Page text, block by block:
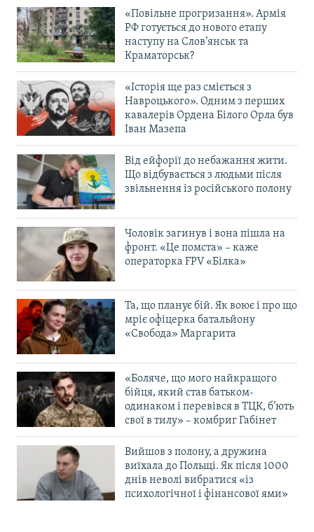
«Повільне прогризання». Армія
РФ готується до нового етапу
наступу на Слов’янськ та
Краматорськ?
«Історія ще раз сміється з
Навроцького». Одним з перших
кавалерів Ордена Білого Орла був
Іван Мазепа
Від ейфорії до небажання жити.
Що відбувається з людьми після
звільнення із російського полону
Чоловік загинув і вона пішла на
фронт. «Це помста» – каже
операторка FPV «Білка»
Та, що планує бій. Як воює і про що
мріє офіцерка батальйону
«Свобода» Маргарита
«Боляче, що мого найкращого
бійця, який став батьком-
одинаком і перевівся в ТЦК, б’ють
свої в тилу» – комбриг Габінет
Вийшов з полону, а дружина
виїхала до Польщі. Як після 1000
днів неволі вибратися «із
психологічної і фінансової ями»